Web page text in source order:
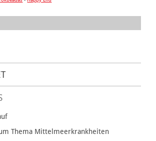
Thema Mittelmeerkrankheiten